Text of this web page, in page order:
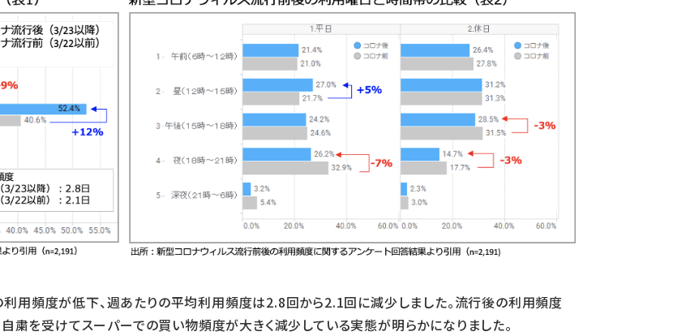
利用頻度が低下、週あたりの平均利用頻度は2.8回から2.1回に減少しました。流行後の利用頻度
自粛を受けてスーパーでの買い物頻度が大きく減少している実態が明らかになりました。